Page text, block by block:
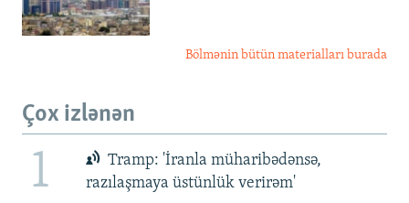
Bölmənin bütün materialları burada
Çox izlənən
1
Tramp: 'İranla müharibədənsə,
razılaşmaya üstünlük verirəm'